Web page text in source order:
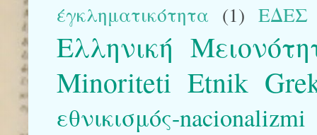
έγκληματικότητα (1) ΕΔΕΣ
Ελληνική
Minoriteti Etnik
εθνικισμός-nacionalizmi